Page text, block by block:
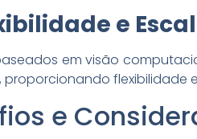
e
em visão
proporcionando flexibilidade
e